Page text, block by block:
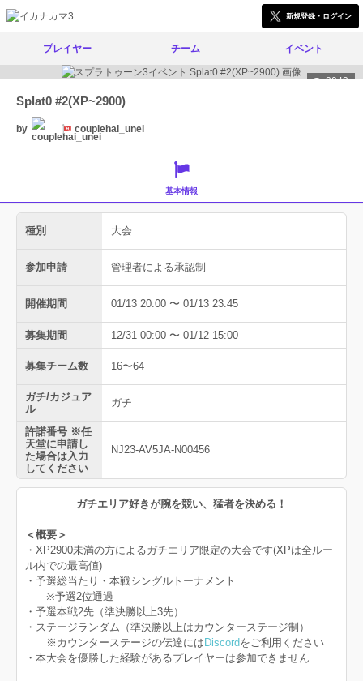
新規登録・ログイン
プレイヤー チーム イベント
2043
Splat0 #2(XP~2900)
by couplehai_unei
基本情報
種別 大会
参加申請 管理者による承認制
開催期間 01/13 20:00 〜 01/13 23:45
募集期間 12/31 00:00 〜 01/12 15:00
募集チーム数 16〜64
ガチ/カジュア
ル
ガチ
許諾番号 ※任
天堂に申請し
た場合は入力
してください
NJ23-AV5JA-N00456
ガチエリア好きが腕を競い、猛者を決める！
＜概要＞
・XP2900未満の方によるガチエリア限定の大会です(XPは全ルー
ル内での最高値)
・予選総当たり・本戦シングルトーナメント
※予選2位通過
・予選本戦2先（準決勝以上3先）
・ステージランダム（準決勝以上はカウンターステージ制）
※カウンターステージの伝達には Discordをご利用ください
・本大会を優勝した経験があるプレイヤーは参加できません